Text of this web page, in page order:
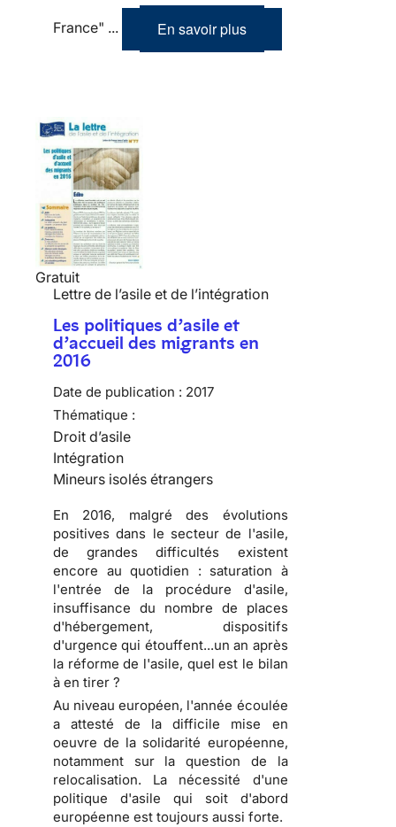
France" ... En savoir plus
Gratuit
Lettre de l’asile et de l’intégration
Les politiques d’asile et
d’accueil des migrants en
2016
Date de publication : 2017
Thématique :
Droit d’asile
Intégration
Mineurs isolés étrangers
En 2016, malgré des évolutions
positives dans le secteur de l'asile,
de grandes difficultés existent
encore au quotidien : saturation à
l'entrée de la procédure d'asile,
insuffisance du nombre de places
d'hébergement, dispositifs
d'urgence qui étouffent...un an après
la réforme de l'asile, quel est le bilan
à en tirer ?
Au niveau européen, l'année écoulée
a attesté de la difficile mise en
oeuvre de la solidarité européenne,
notamment sur la question de la
relocalisation. La nécessité d'une
politique d'asile qui soit d'abord
européenne est toujours aussi forte.